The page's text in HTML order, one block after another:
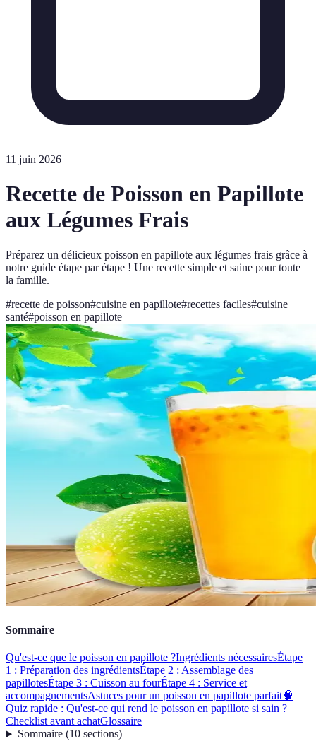
11 juin 2026
Recette de Poisson en Papillote
aux Légumes Frais
Préparez un délicieux poisson en papillote aux légumes frais grâce à
notre guide étape par étape ! Une recette simple et saine pour toute
la famille.
#recette de poisson#cuisine en papillote#recettes faciles#cuisine
santé#poisson en papillote
Sommaire
Qu'est-ce que le poisson en papillote ?Ingrédients nécessairesÉtape
1 : Préparation des ingrédientsÉtape 2 : Assemblage des
papillotesÉtape 3 : Cuisson au fourÉtape 4 : Service et
accompagnementsAstuces pour un poisson en papillote parfait🧠
Quiz rapide : Qu'est-ce qui rend le poisson en papillote si sain ?
Checklist avant achatGlossaire
Sommaire(10 sections)